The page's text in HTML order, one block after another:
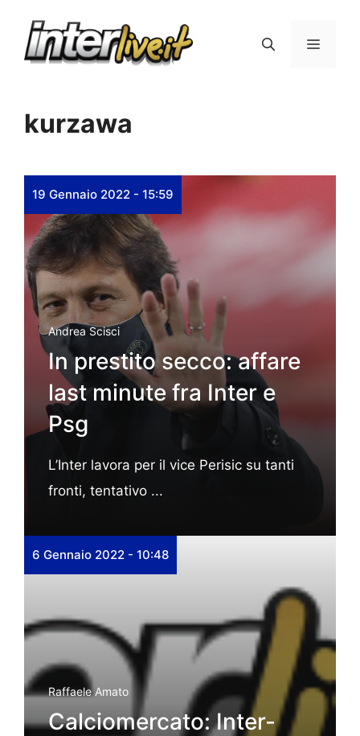
Menu
kurzawa
19 Gennaio 2022 - 15:59
Andrea Scisci
In prestito secco: affare
last minute fra Inter e
Psg
L’Inter lavora per il vice Perisic su tanti
fronti, tentativo ...
6 Gennaio 2022 - 10:48
Raffaele Amato
Calciomercato: Inter-